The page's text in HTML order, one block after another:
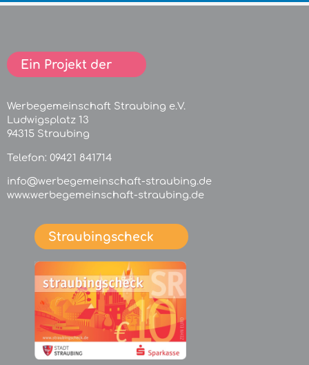
Ein Projekt der
Werbegemeinschaft Straubing e.V.
Ludwigsplatz 13
94315 Straubing
Telefon: 09421 841714
info@werbegemeinschaft-straubing.de
www.werbegemeinschaft-straubing.de
Straubingscheck